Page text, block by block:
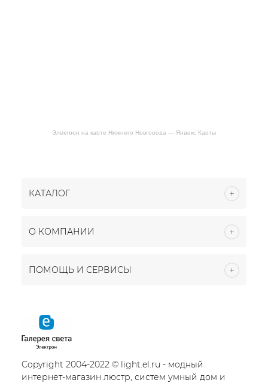
Электрон на карте Нижнего Новгорода — Яндекс Карты
КАТАЛОГ
О КОМПАНИИ
ПОМОЩЬ И СЕРВИСЫ
Copyright 2004-2022 © light.el.ru - модный
интернет-магазин люстр, систем умный дом и